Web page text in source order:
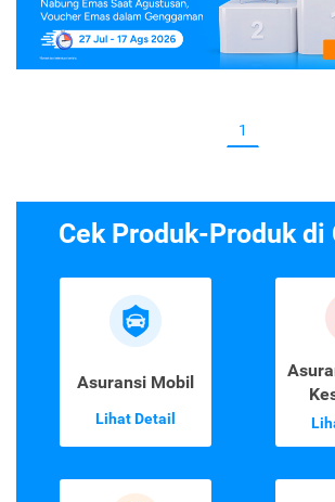
1
Cek Produk-Produk di
Asuransi Mobil
Lihat Detail